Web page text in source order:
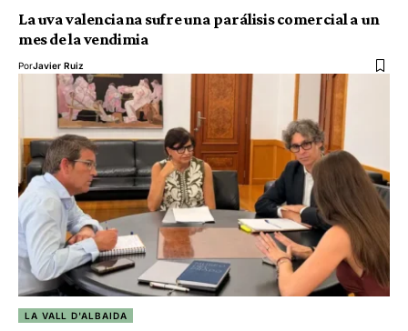
La uva valenciana sufre una parálisis comercial a un
mes de la vendimia
PorJavier Ruiz
LA VALL D'ALBAIDA